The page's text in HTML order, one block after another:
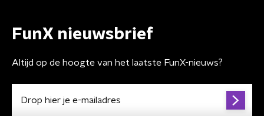
FunX nieuwsbrief
Altijd op de hoogte van het laatste FunX-nieuws?